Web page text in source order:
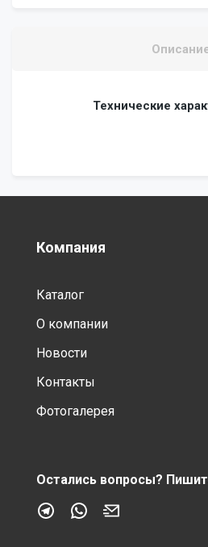
Технические
Компания
Каталог
О компании
Новости
Контакты
Фотогалерея
Остались вопросы?